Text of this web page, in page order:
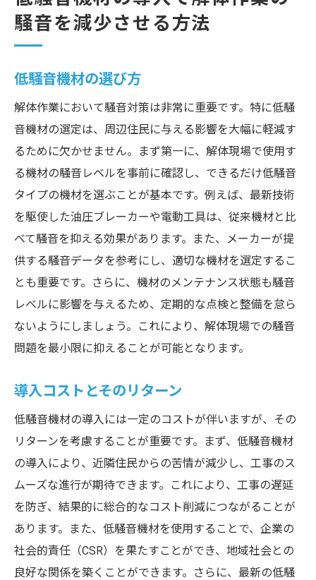
騒音を減少させる方法
低騒音機材の選び方
解体作業において騒音対策は非常に重要です。特に低騒
音機材の選定は、周辺住民に与える影響を大幅に軽減す
るために欠かせません。まず第一に、解体現場で使用す
る機材の騒音レベルを事前に確認し、できるだけ低騒音
タイプの機材を選ぶことが基本です。例えば、最新技術
を駆使した油圧ブレーカーや電動工具は、従来機材と比
べて騒音を抑える効果があります。また、メーカーが提
供する騒音データを参考にし、適切な機材を選定するこ
とも重要です。さらに、機材のメンテナンス状態も騒音
レベルに影響を与えるため、定期的な点検と整備を怠ら
ないようにしましょう。これにより、解体現場での騒音
問題を最小限に抑えることが可能となります。
導入コストとそのリターン
低騒音機材の導入には一定のコストが伴いますが、その
リターンを考慮することが重要です。まず、低騒音機材
の導入により、近隣住民からの苦情が減少し、工事のス
ムーズな進行が期待できます。これにより、工事の遅延
を防ぎ、結果的に総合的なコスト削減につながることが
あります。また、低騒音機材を使用することで、企業の
社会的責任（CSR）を果たすことができ、地域社会との
良好な関係を築くことができます。さらに、最新の低騒